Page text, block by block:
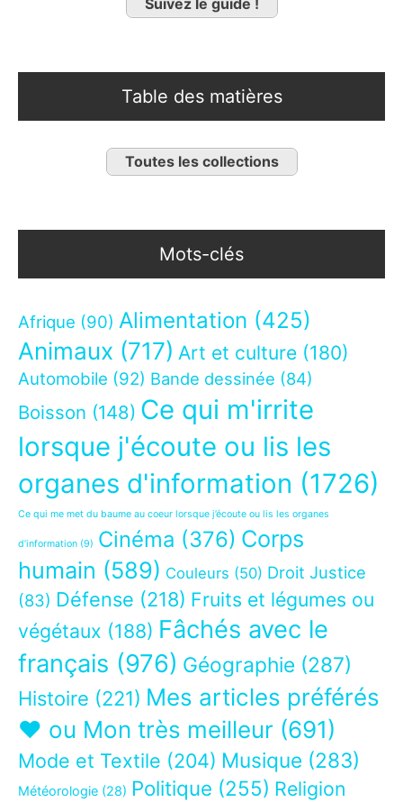
Suivez le guide !
Table des matières
Toutes les collections
Mots-clés
Afrique (90) Alimentation (425)
Animaux (717) Art et culture (180)
Automobile (92) Bande dessinée (84)
Boisson (148) Ce qui m'irrite
lorsque j'écoute ou lis les
organes d'information (1726)
Ce qui me met du baume au coeur lorsque j’écoute ou lis les organes
d’information (9) Cinéma (376) Corps
humain (589) Couleurs (50) Droit Justice
(83) Défense (218) Fruits et légumes ou
végétaux (188) Fâchés avec le
français (976) Géographie (287)
Histoire (221) Mes articles préférés
❤ ou Mon très meilleur (691)
Mode et Textile (204) Musique (283)
Météorologie (28) Politique (255) Religion